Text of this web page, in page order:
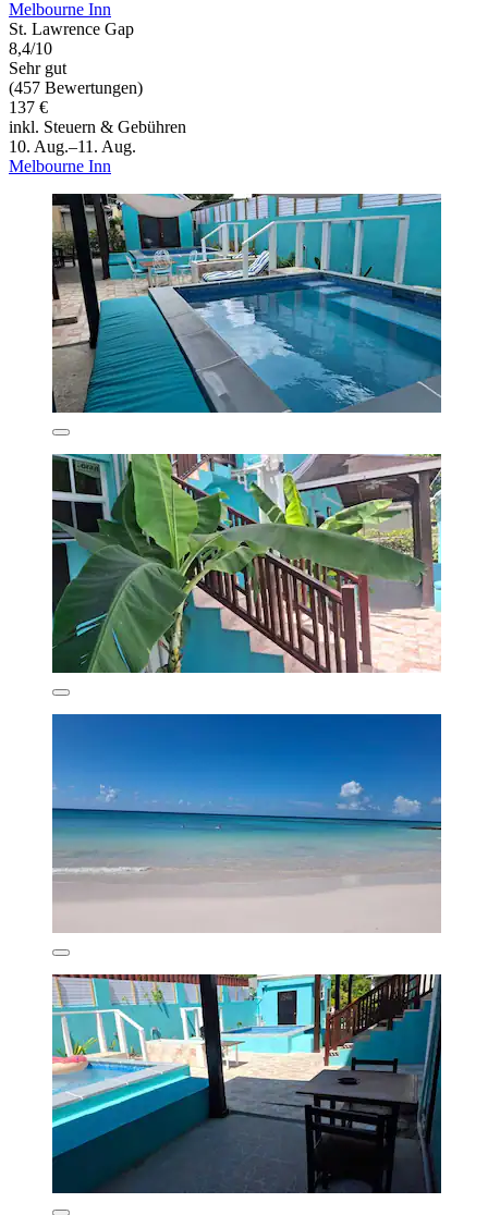
Melbourne Inn
St. Lawrence Gap
8,4/10
Sehr gut
(457 Bewertungen)
137 €
inkl. Steuern & Gebühren
10. Aug.–11. Aug.
Melbourne Inn